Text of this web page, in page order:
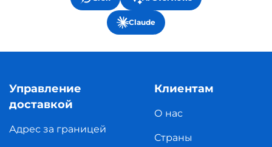
Claude
Управление
доставкой
Адрес за границей
Клиентам
О нас
Страны